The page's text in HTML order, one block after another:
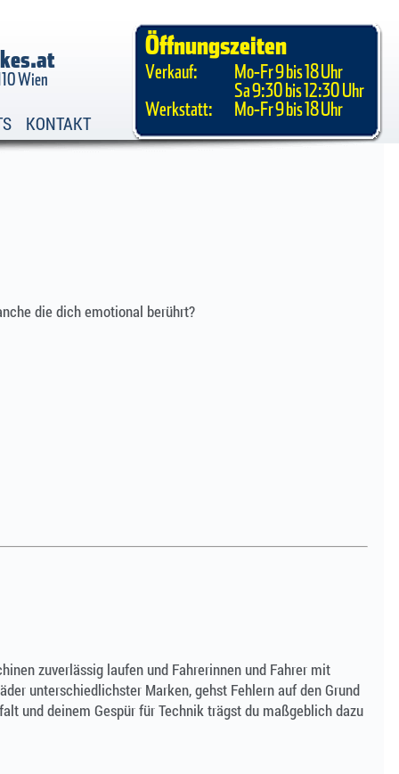
Wien
Öffnungszeiten
Verkauf:
Mo-Fr 9 bis 18 Uhr
Sa 9:30 bis 12:30 Uhr
Werkstatt:
Mo-Fr 9 bis 18 Uhr
KONTAKT
die dich emotional berührt?
zuverlässig laufen und Fahrerinnen und Fahrer mit
unterschiedlichster Marken, gehst Fehlern auf den Grund
und deinem Gespür für Technik trägst du maßgeblich dazu